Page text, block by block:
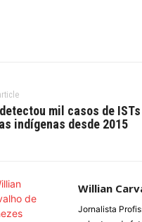
mil casos de
indígenas desde 2015
Willian
Jornalista